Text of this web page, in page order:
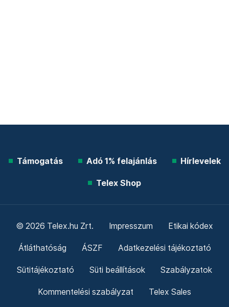
Támogatás Adó 1% felajánlás Hírlevelek
Telex Shop
© 2026 Telex.hu Zrt. Impresszum Etikai kódex
Átláthatóság ÁSZF Adatkezelési tájékoztató
Sütitájékoztató Süti beállítások Szabályzatok
Kommentelési szabályzat Telex Sales